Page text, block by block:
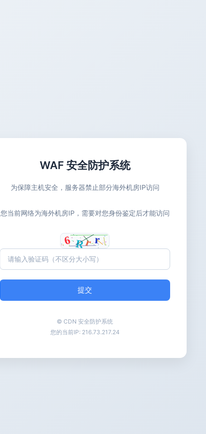
WAF 安全防护系统
为保障主机安全，服务器禁止部分海外机房IP访问
您当前网络为海外机房IP，需要对您身份鉴定后才能访问
提交
© CDN 安全防护系统
您的当前IP: 216.73.217.24